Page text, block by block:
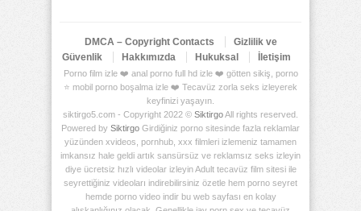
DMCA – Copyright Contacts
Gizlilik ve
Güvenlik
Hakkımızda Hukuksal İletişim
Porno film izle ❤️ anal porno full hd izle ❤️ götten sikiş, porno
⭐ mobil porno boşalma izle ❤️ Tecavüz zorla seks izleyerek
keyfinizi yaşayın.
siktirgo5.com - Copyright 2022 © SiktirgoAll rights reserved.
Powered by Siktirgo Girdiğiniz porno sitesinde fazla reklamlar
yüzünden xvideos, pornhub, xxx filmleri izlemeniz tamamen
imkansız hale geldi artık sansürsüz ve reklamsız seks izleyin
diye ücretsiz hızlı videolar izleyin Adult tecavüz film sitesi ile
seyrettiğiniz videoları indirebilirsiniz özetle hem porno seyret
hemde porno video indir bu web sayfası en kolay